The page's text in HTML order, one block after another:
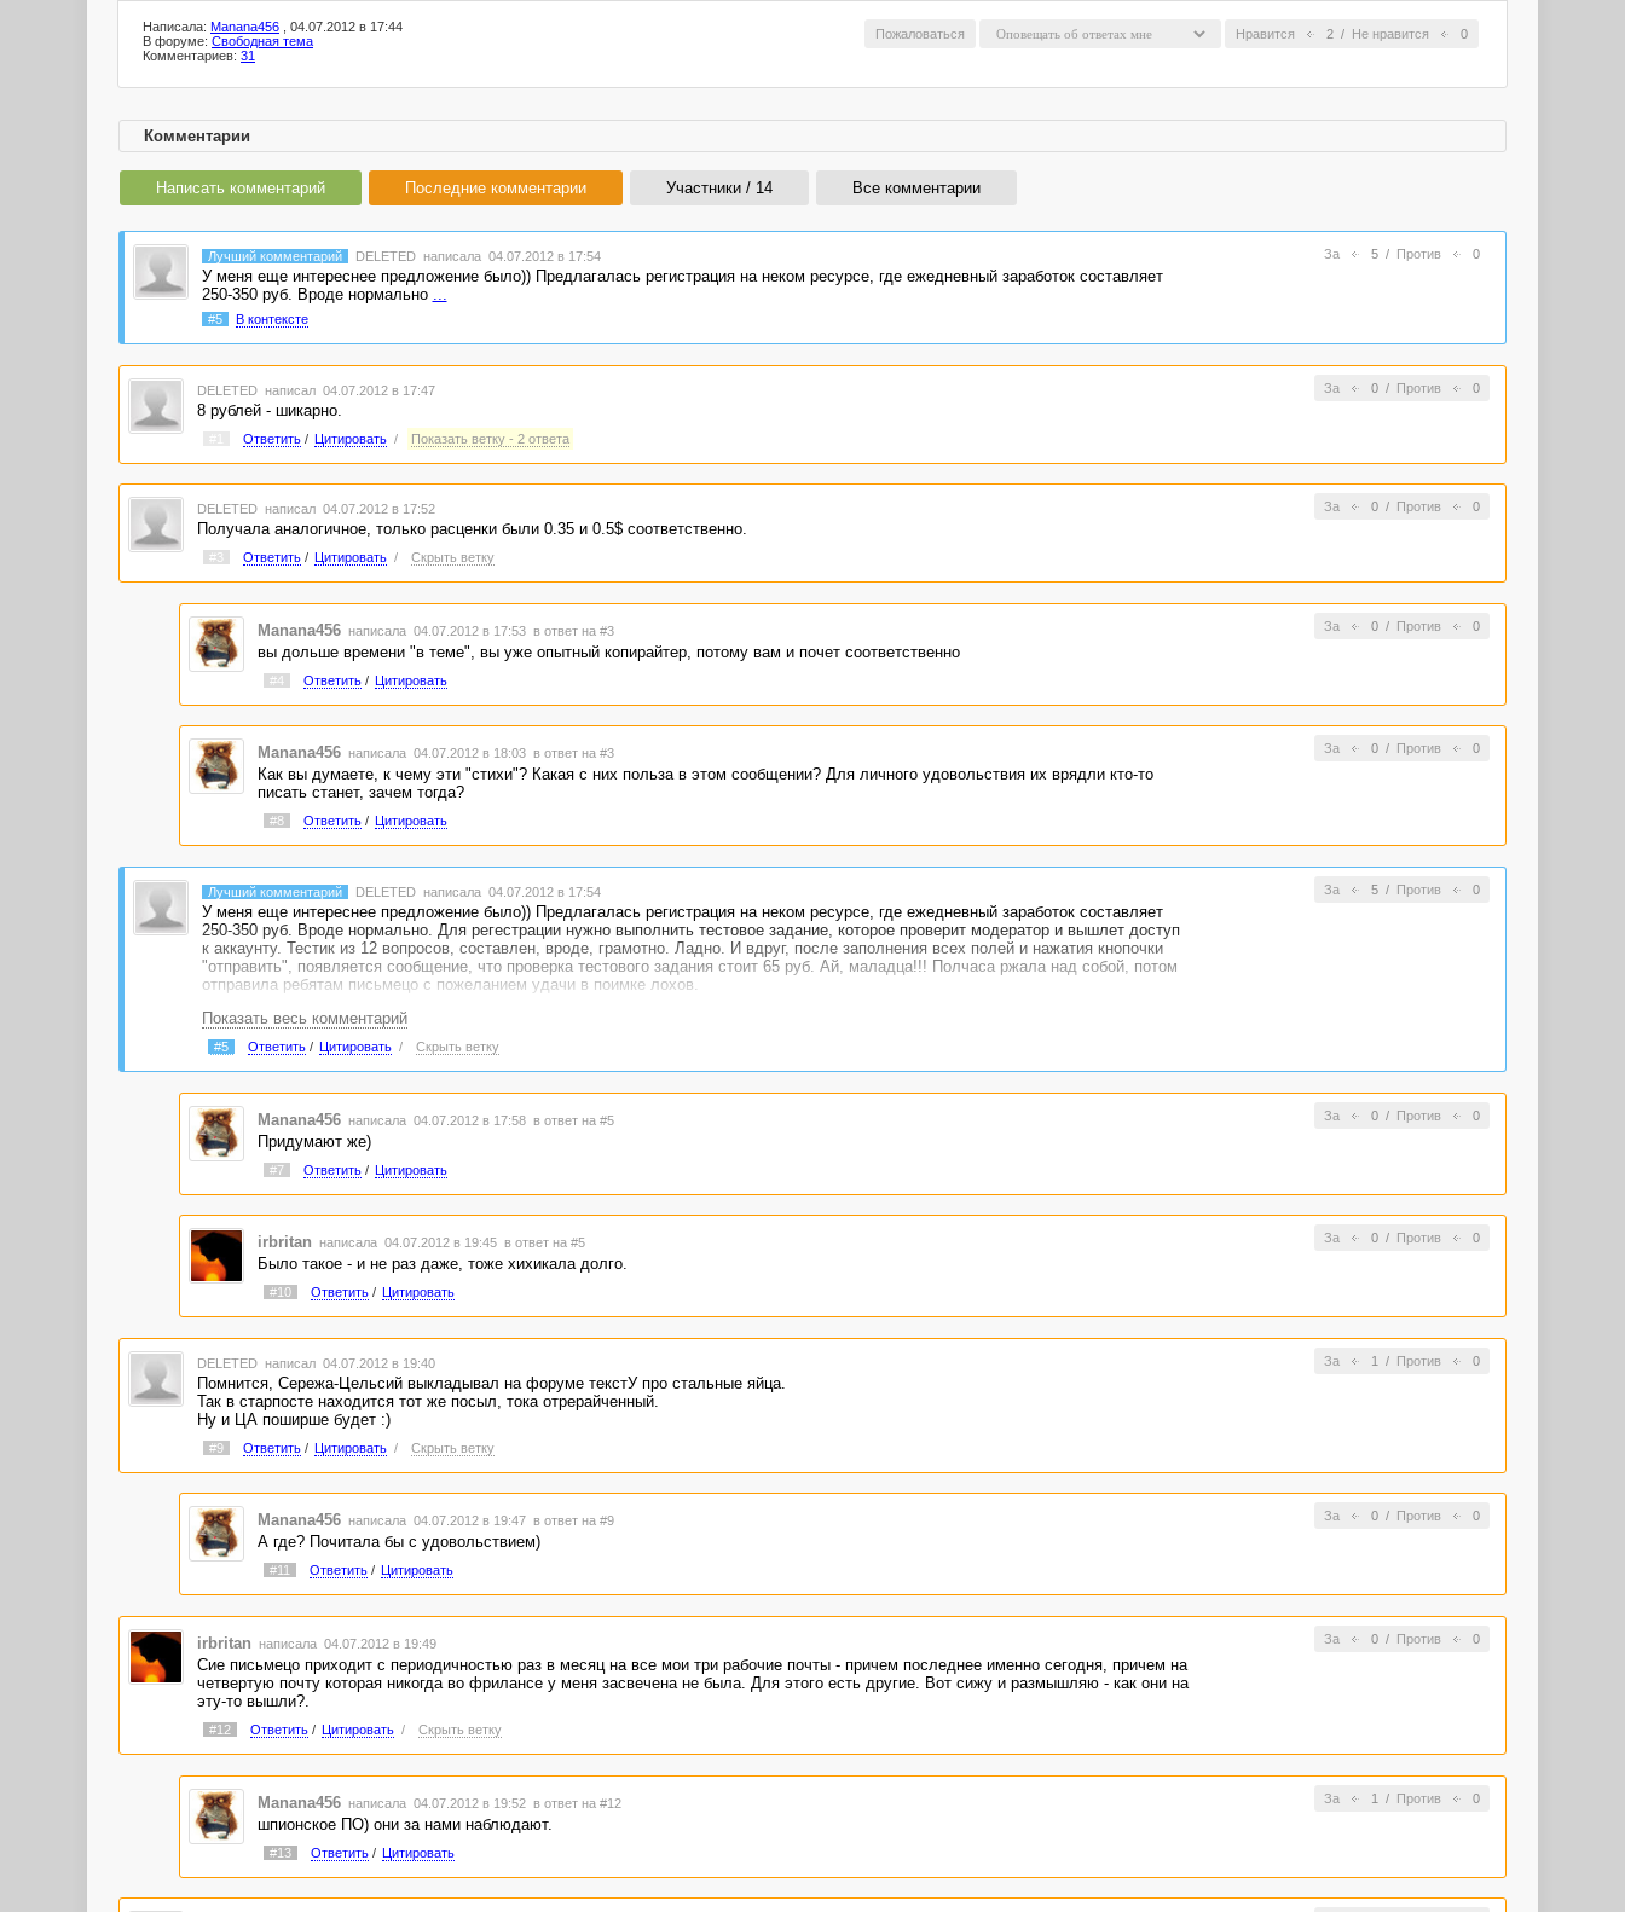
Нравится 2 / Не нравится 0
Пожаловаться
Написала: Manana456 , 04.07.2012 в 17:44
В форуме: Свободная тема
Комментариев: 31
Комментарии
Написать комментарий Последние комментарии Участники / 14 Все комментарии
За 5/ Против 0
Лучший комментарий DELETED написала 04.07.2012 в 17:54
У меня еще интереснее предложение было)) Предлагалась регистрация на неком ресурсе, где ежедневный заработок составляет
250-350 руб. Вроде нормально ...
#5 В контексте
За 0/ Против 0
DELETED написал 04.07.2012 в 17:47
8 рублей - шикарно.
Ответить/ Цитировать / Показать ветку - 2 ответа
За 0/ Против 0
DELETED написал 04.07.2012 в 17:52
Получала аналогичное, только расценки были 0.35 и 0.5$ соответственно.
#3 Ответить/ Цитировать / Скрыть ветку
За 0/ Против 0
Manana456 написала 04.07.2012 в 17:53 в ответ на #3
вы дольше времени "в теме", вы уже опытный копирайтер, потому вам и почет соответственно
#4 Ответить/ Цитировать
За 0/ Против 0
Manana456 написала 04.07.2012 в 18:03 в ответ на #3
Как вы думаете, к чему эти "стихи"? Какая с них польза в этом сообщении? Для личного удовольствия их врядли кто-то
писать станет, зачем тогда?
#8 Ответить/ Цитировать
За 5/ Против 0
Лучший комментарий DELETED написала 04.07.2012 в 17:54
У меня еще интереснее предложение было)) Предлагалась регистрация на неком ресурсе, где ежедневный заработок составляет
250-350 руб. Вроде нормально. Для регестрации нужно выполнить тестовое задание, которое проверит модератор и вышлет доступ
к аккаунту. Тестик из 12 вопросов, составлен, вроде, грамотно. Ладно. И вдруг, после заполнения всех полей и нажатия кнопочки
"отправить", появляется сообщение, что проверка тестового задания стоит 65 руб. Ай, маладца!!! Полчаса ржала над собой, потом
отправила ребятам письмецо с пожеланием удачи в поимке лохов.
И ведь поймают...
Показать весь комментарий
#5 Ответить/ Цитировать / Скрыть ветку
За 0/ Против 0
Manana456 написала 04.07.2012 в 17:58 в ответ на #5
Придумают же)
#7 Ответить/ Цитировать
За 0/ Против 0
irbritan написала 04.07.2012 в 19:45 в ответ на #5
Было такое - и не раз даже, тоже хихикала долго.
#10 Ответить/ Цитировать
За 1 / Против 0
DELETED написал 04.07.2012 в 19:40
Помнится, Сережа-Цельсий выкладывал на форуме текстУ про стальные яйца.
Так в старпосте находится тот же посыл, тока отрерайченный.
Ну и ЦА поширше будет :)
#9 Ответить/ Цитировать / Скрыть ветку
За 0/ Против 0
Manana456 написала 04.07.2012 в 19:47 в ответ на #9
А где? Почитала бы с удовольствием)
#11 Ответить/ Цитировать
За 0/ Против 0
irbritan написала 04.07.2012 в 19:49
Сие письмецо приходит с периодичностью раз в месяц на все мои три рабочие почты - причем последнее именно сегодня, причем на
четвертую почту которая никогда во фрилансе у меня засвечена не была. Для этого есть другие. Вот сижу и размышляю - как они на
эту-то вышли?.
#12 Ответить/ Цитировать / Скрыть ветку
За 1 / Против 0
Manana456 написала 04.07.2012 в 19:52 в ответ на #12
шпионское ПО) они за нами наблюдают.
#13 Ответить/ Цитировать